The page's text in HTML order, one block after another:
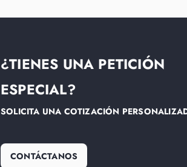
¿TIENES UNA PETICIÓN
ESPECIAL?
SOLICITA UNA COTIZACIÓN
CONTÁCTANOS